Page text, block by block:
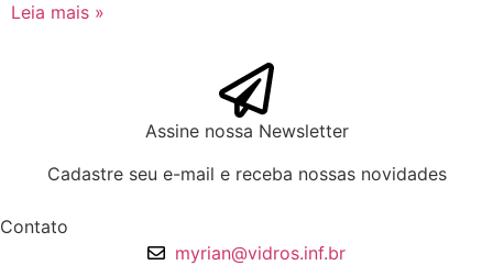
Leia mais »
Assine nossa Newsletter
Cadastre seu e-mail e receba nossas novidades
Contato
myrian@vidros.inf.br